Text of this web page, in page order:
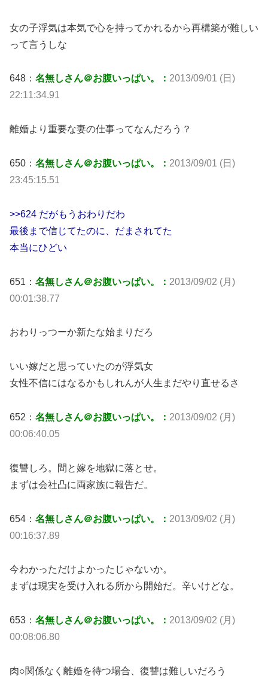
女の子浮気は本気で心を持ってかれるから再構築が難しい
って言うしな
648： 名無しさん＠お腹いっぱい。： 2013/09/01 (日)
22:11:34.91
離婚より重要な妻の仕事ってなんだろう？
650： 名無しさん＠お腹いっぱい。： 2013/09/01 (日)
23:45:15.51
>>624 だがもうおわりだわ
最後まで信じてたのに、だまされてた
本当にひどい
651： 名無しさん＠お腹いっぱい。： 2013/09/02 (月)
00:01:38.77
おわりっつーか新たな始まりだろ
いい嫁だと思っていたのが浮気女
女性不信にはなるかもしれんが人生まだやり直せるさ
652： 名無しさん＠お腹いっぱい。： 2013/09/02 (月)
00:06:40.05
復讐しろ。間と嫁を地獄に落とせ。
まずは会社凸に両家族に報告だ。
654： 名無しさん＠お腹いっぱい。： 2013/09/02 (月)
00:16:37.89
今わかっただけよかったじゃないか。
まずは現実を受け入れる所から開始だ。辛いけどな。
653： 名無しさん＠お腹いっぱい。： 2013/09/02 (月)
00:08:06.80
肉○関係なく離婚を待つ場合、復讐は難しいだろう